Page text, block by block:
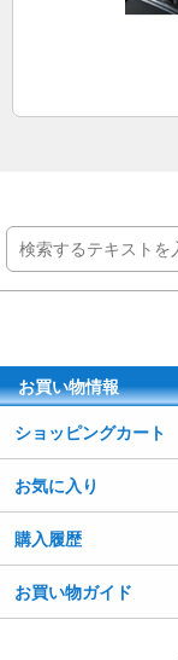
お買い物情報
ショッピングカート
お気に入り
購入履歴
お買い物ガイド